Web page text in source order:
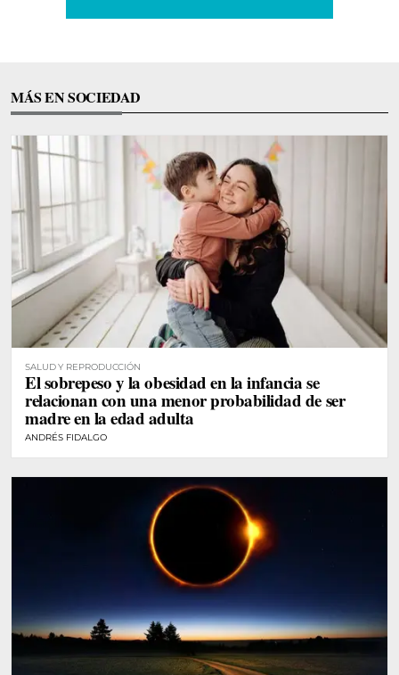
MÁS EN SOCIEDAD
SALUD Y REPRODUCCIÓN
El sobrepeso y la obesidad en la infancia se
relacionan con una menor probabilidad de ser
madre en la edad adulta
ANDRÉS FIDALGO